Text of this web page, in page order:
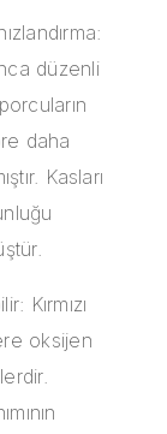
düzenli
daha
Kasları
Kırmızı
oksijen